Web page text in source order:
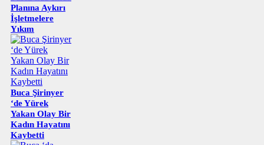
Planına Aykırı
İşletmelere
Yıkım
Buca Şirinyer
‘de Yürek
Yakan Olay Bir
Kadın Hayatını
Kaybetti